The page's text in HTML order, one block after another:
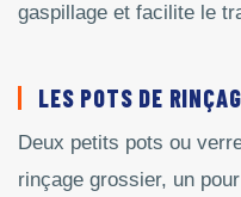
gaspillage et facilite le
LES POTS DE
Deux petits pots ou
rinçage grossier, un